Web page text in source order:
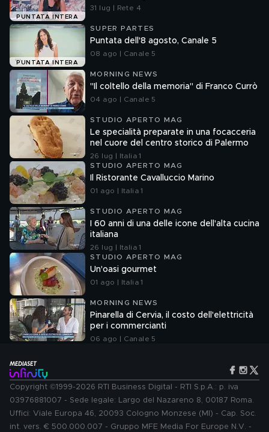
PUNTATA INTERA
31 lug | Rete 4
PUNTATA INTERA
SUPER PARTES
Puntata dell'8 agosto, Canale 5
08 ago | Canale 5
MORNING NEWS
"Il coltello della memoria" di Franco Currò
04 ago | Canale 5
STUDIO APERTO MAG
Le specialità preparate in una focacceria
nel cuore del centro storico di Palermo
26 lug | Italia 1
STUDIO APERTO MAG
Il Ristorante Cavalluccio Marino
01 ago | Italia 1
STUDIO APERTO MAG
I 60 anni di una delle icone dell'alta cucina
italiana
26 lug | Italia 1
STUDIO APERTO MAG
Un'oasi gourmet
01 ago | Italia 1
MORNING NEWS
Pinarella di Cervia, il costo dell'elettricità
per i commercianti
06 ago | Canale 5
Copyright ©1999-2026 RTI Business Digital - RTI S.p.A.: p. iva
03976881007 - Sede legale: Largo del Nazareno 8, 00187 Roma.
Uffici: Viale Europa 46, 20093 Cologno Monzese (MI) - Cap. Soc.
int. vers. € 500.000.007 - Gruppo MFE Media For Europe N.V. -